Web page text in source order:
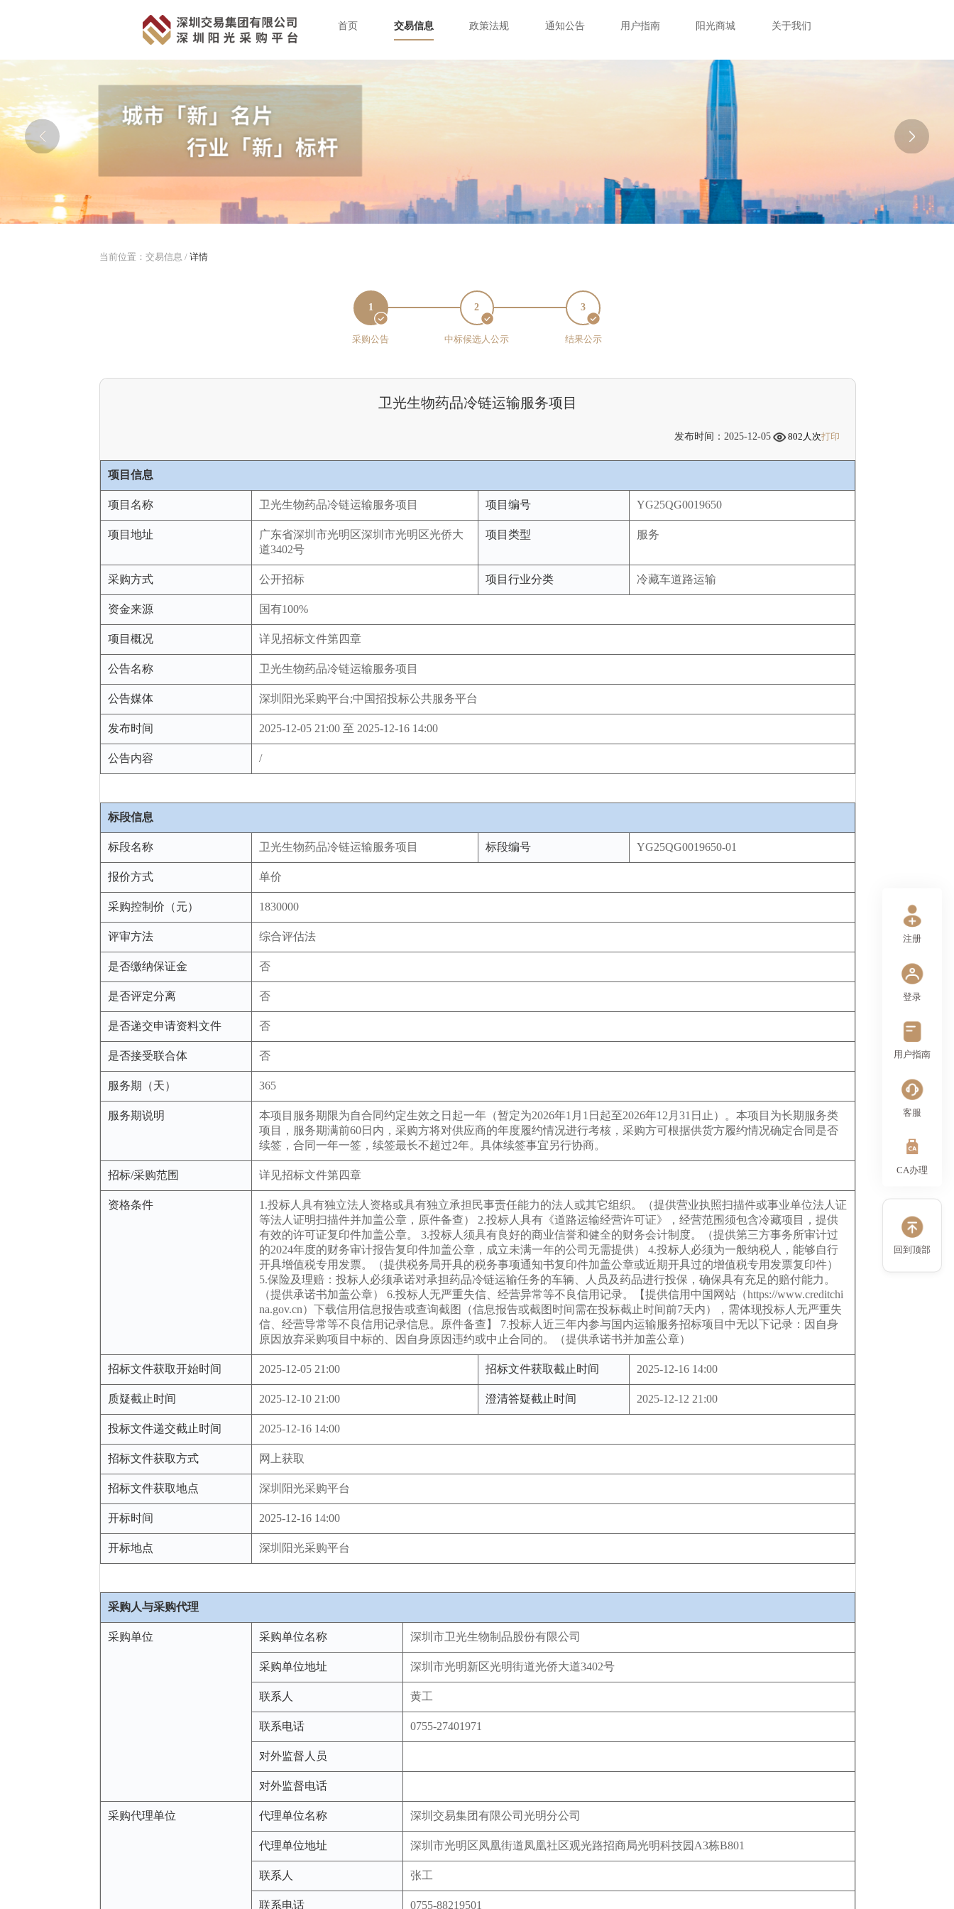
首页 交易信息 政策法规 通知公告 用户指南 阳光商城 关于我们
当前位置： 交易信息 / 详情
1
采购公告
2
中标候选人公示
3
结果公示
卫光生物药品冷链运输服务项目
发布时间：2025-12-05 802 人次打印
项目信息
项目名称 卫光生物药品冷链运输服务项目 项目编号 YG25QG0019650
项目地址
广东省深圳市光明区深圳市光明区光侨大
道3402号
项目类型 服务
采购方式 公开招标 项目行业分类 冷藏车道路运输
资金来源 国有100%
项目概况 详见招标文件第四章
公告名称 卫光生物药品冷链运输服务项目
公告媒体 深圳阳光采购平台;中国招投标公共服务平台
发布时间 2025-12-05 21:00 至 2025-12-16 14:00
公告内容 /
标段信息
标段名称 卫光生物药品冷链运输服务项目 标段编号 YG25QG0019650-01
报价方式 单价
采购控制价（元） 1830000
评审方法 综合评估法
是否缴纳保证金 否
是否评定分离 否
是否递交申请资料文件 否
是否接受联合体 否
服务期（天） 365
服务期说明
本项目服务期限为自合同约定生效之日起一年（暂定为2026年1月1日起至2026年12月31日止）。本项目为长期服务类
项目，服务期满前60日内，采购方将对供应商的年度履约情况进行考核，采购方可根据供货方履约情况确定合同是否
续签，合同一年一签，续签最长不超过2年。具体续签事宜另行协商。
招标/采购范围 详见招标文件第四章
资格条件
1.投标人具有独立法人资格或具有独立承担民事责任能力的法人或其它组织。（提供营业执照扫描件或事业单位法人证
等法人证明扫描件并加盖公章，原件备查） 2.投标人具有《道路运输经营许可证》，经营范围须包含冷藏项目，提供
有效的许可证复印件加盖公章。 3.投标人须具有良好的商业信誉和健全的财务会计制度。（提供第三方事务所审计过
的2024年度的财务审计报告复印件加盖公章，成立未满一年的公司无需提供） 4.投标人必须为一般纳税人，能够自行
开具增值税专用发票。（提供税务局开具的税务事项通知书复印件加盖公章或近期开具过的增值税专用发票复印件）
5.保险及理赔：投标人必须承诺对承担药品冷链运输任务的车辆、人员及药品进行投保，确保具有充足的赔付能力。
（提供承诺书加盖公章） 6.投标人无严重失信、经营异常等不良信用记录。【提供信用中国网站（https://www.creditchi
na.gov.cn）下载信用信息报告或查询截图（信息报告或截图时间需在投标截止时间前7天内），需体现投标人无严重失
信、经营导常等不良信用记录信息。原件备查】 7.投标人近三年内参与国内运输服务招标项目中无以下记录：因自身
原因放弃采购项目中标的、因自身原因违约或中止合同的。（提供承诺书并加盖公章）
招标文件获取开始时间 2025-12-05 21:00 招标文件获取截止时间 2025-12-16 14:00
质疑截止时间 2025-12-10 21:00 澄清答疑截止时间 2025-12-12 21:00
投标文件递交截止时间 2025-12-16 14:00
招标文件获取方式 网上获取
招标文件获取地点 深圳阳光采购平台
开标时间 2025-12-16 14:00
开标地点 深圳阳光采购平台
采购人与采购代理
采购单位 采购单位名称 深圳市卫光生物制品股份有限公司
采购单位地址 深圳市光明新区光明街道光侨大道3402号
联系人 黄工
联系电话 0755-27401971
对外监督人员
对外监督电话
采购代理单位 代理单位名称 深圳交易集团有限公司光明分公司
代理单位地址 深圳市光明区凤凰街道凤凰社区观光路招商局光明科技园A3栋B801
联系人 张工
联系电话 0755-88219501
注册
登录
用户指南
客服
CA办理
回到顶部